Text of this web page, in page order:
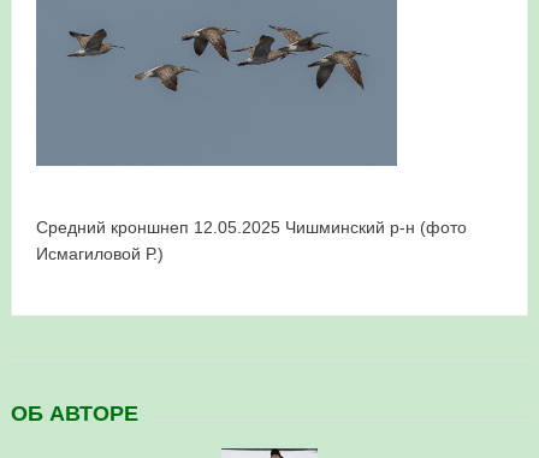
в Республике Башкортостан в 2026 году
Средний кроншнеп 12.05.2025 Чишминский р-н (фото
Исмагиловой Р.)
ОБ АВТОРЕ